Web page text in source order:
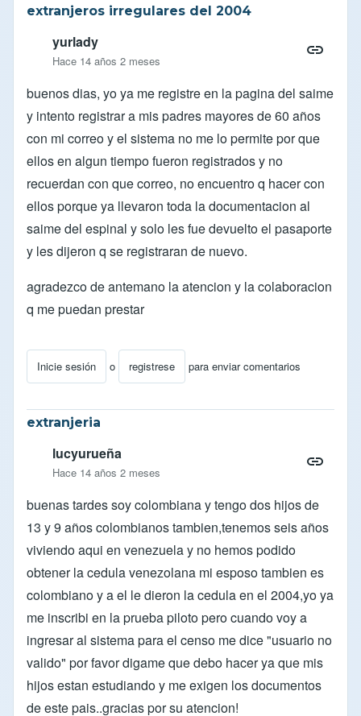
extranjeros irregulares del 2004
yurlady
Hace 14 años 2 meses
buenos dias, yo ya me registre en la pagina del saime
y intento registrar a mis padres mayores de 60 años
con mi correo y el sistema no me lo permite por que
ellos en algun tiempo fueron registrados y no
recuerdan con que correo, no encuentro q hacer con
ellos porque ya llevaron toda la documentacion al
saime del espinal y solo les fue devuelto el pasaporte
y les dijeron q se registraran de nuevo.
agradezco de antemano la atencion y la colaboracion
q me puedan prestar
Inicie sesión o registrese para enviar comentarios
extranjeria
lucyurueña
Hace 14 años 2 meses
buenas tardes soy colombiana y tengo dos hijos de
13 y 9 años colombianos tambien,tenemos seis años
viviendo aqui en venezuela y no hemos podido
obtener la cedula venezolana mi esposo tambien es
colombiano y a el le dieron la cedula en el 2004,yo ya
me inscribi en la prueba piloto pero cuando voy a
ingresar al sistema para el censo me dice "usuario no
valido" por favor digame que debo hacer ya que mis
hijos estan estudiando y me exigen los documentos
de este pais..gracias por su atencion!